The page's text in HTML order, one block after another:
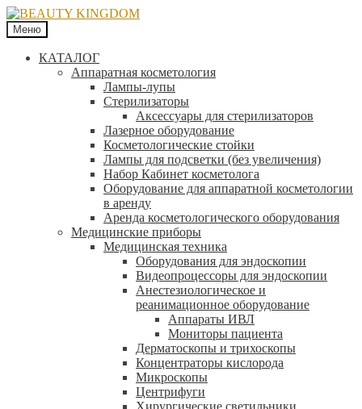
Меню
КАТАЛОГ
Аппаратная косметология
Лампы-лупы
Стерилизаторы
Аксессуары для стерилизаторов
Лазерное оборудование
Косметологические стойки
Лампы для подсветки (без увеличения)
Набор Кабинет косметолога
Оборудование для аппаратной косметологии
в аренду
Аренда косметологического оборудования
Медицинские приборы
Медицинская техника
Оборудования для эндоскопии
Видеопроцессоры для эндоскопии
Анестезиологическое и
реанимационное оборудование
Аппараты ИВЛ
Мониторы пациента
Дерматоскопы и трихоскопы
Концентраторы кислорода
Микроскопы
Центрифуги
Xирургические светильники